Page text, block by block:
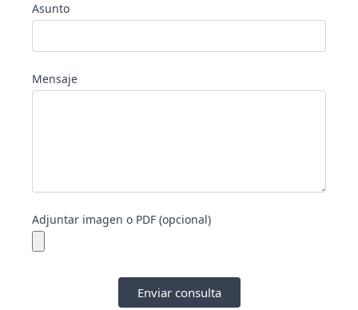
Asunto
Mensaje
Adjuntar imagen o PDF (opcional)
Enviar consulta